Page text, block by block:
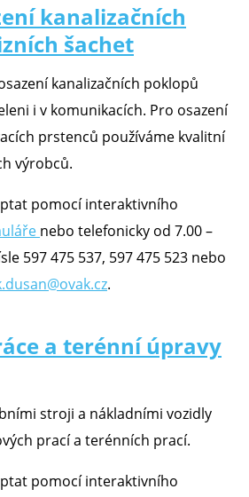
kanalizačních
šachet
kanalizačních poklopů
i v komunikacích. Pro osazení
prstenců používáme kvalitní
výrobců.
pomocí interaktivního
nebo telefonicky od 7.00 –
597 475 537, 597 475 523 nebo
.
a terénní úpravy
stroji a nákladními vozidly
prací a terénních prací.
pomocí interaktivního